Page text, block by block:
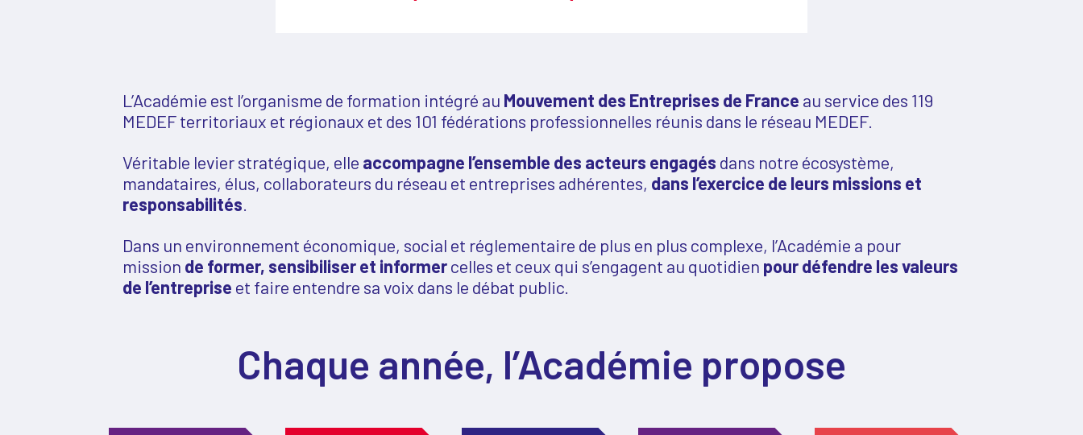
L’Académie est l’organisme de formation intégré au Mouvement des Entreprises de France au service des 119
MEDEF territoriaux et régionaux et des 101 fédérations professionnelles réunis dans le réseau MEDEF.
Véritable levier stratégique, elle accompagne l’ensemble des acteurs engagés dans notre écosystème,
mandataires, élus, collaborateurs du réseau et entreprises adhérentes, dans l’exercice de leurs missions et
responsabilités
Dans un environnement économique, social et réglementaire de plus en plus complexe, l’Académie a pour
mission de former, sensibiliser et informercelles et ceux qui s’engagent au quotidien pour défendre les valeurs
de l’entreprise et faire entendre sa voix dans le débat public.
Chaque année, l’Académie propose